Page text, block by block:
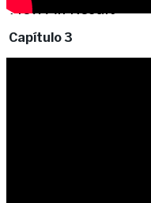
View All Result
Capítulo 3